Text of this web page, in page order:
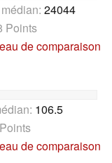
24044
Points
de comparaison
106.5
de comparaison